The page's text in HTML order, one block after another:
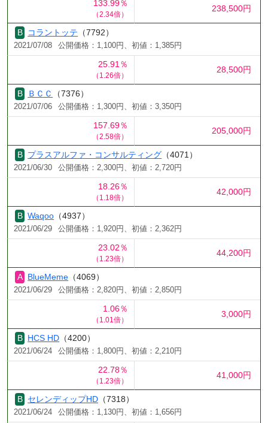
133.99％
（2.34倍）
238,500円
コラントッテ （7792）
2021/07/08 公開価格：1,100円、初値：1,385円
25.91％
（1.26倍）
28,500円
ＢＣＣ （7376）
2021/07/06 公開価格：1,300円、初値：3,350円
157.69％
（2.58倍）
205,000円
プラスアルファ・コンサルティング （4071）
2021/06/30 公開価格：2,300円、初値：2,720円
18.26％
（1.18倍）
42,000円
Waqoo （4937）
2021/06/29 公開価格：1,920円、初値：2,362円
23.02％
（1.23倍）
44,200円
BlueMeme （4069）
2021/06/29 公開価格：2,820円、初値：2,850円
1.06％
（1.01倍）
3,000円
HCS HD （4200）
2021/06/24 公開価格：1,800円、初値：2,210円
22.78％
（1.23倍）
41,000円
セレンディップHD （7318）
2021/06/24 公開価格：1,130円、初値：1,656円